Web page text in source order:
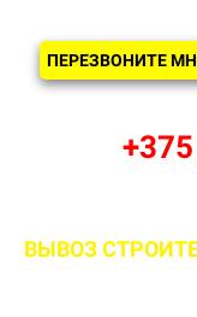
ПЕРЕЗВОНИТЕ
ВЫВОЗ